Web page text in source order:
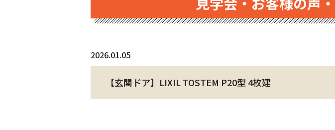
2026.01.05
【玄関ドア】LIXIL TOSTEM P20型 4枚建